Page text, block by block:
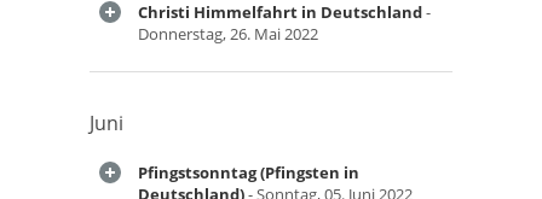
Christi Himmelfahrt in Deutschland-
Donnerstag, 26. Mai 2022
Juni
Pfingstsonntag (Pfingsten in
Deutschland)- Sonntag, 05. Juni 2022